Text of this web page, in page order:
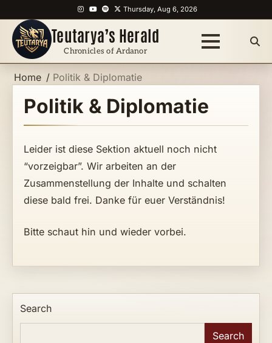
to
content
Instagram
YouTube
Spotify
XThursday, Aug 6, 2026
Teutarya’s Herald
Chronicles of Ardanor
Home Politik & Diplomatie
Politik & Diplomatie
Leider ist diese Sektion aktuell noch nicht
“vorzeigbar”. Wir arbeiten an der
Zusammenstellung der Inhalte und schalten
diese bald frei. Danke für euer Verständnis!
Bitte schaut hin und wieder vorbei.
Search
Search